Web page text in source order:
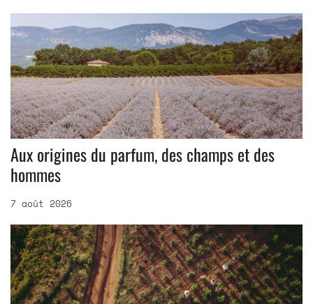
Aux origines du parfum, des champs et des
hommes
7 août 2026